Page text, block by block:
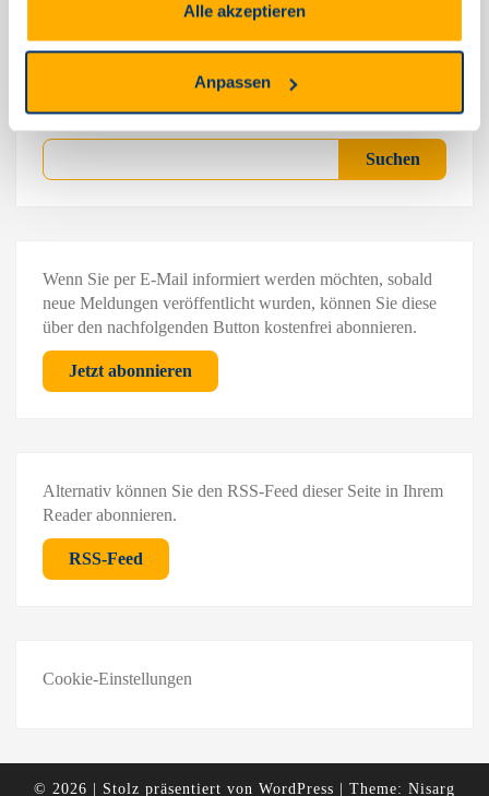
Alle akzeptieren
Anpassen
Wartungsarbeiten Am 20.08.2024 Zwischen 03:00 Uhr Und 05:00
Uhr In Weiten Teilen Hessens
Suchen
Suchen
Wenn Sie per E-Mail informiert werden möchten, sobald
neue Meldungen veröffentlicht wurden, können Sie diese
über den nachfolgenden Button kostenfrei abonnieren.
Jetzt abonnieren
Alternativ können Sie den RSS-Feed dieser Seite in Ihrem
Reader abonnieren.
RSS-Feed
Cookie-Einstellungen
© 2026 Stolz präsentiert von WordPress Theme: Nisarg